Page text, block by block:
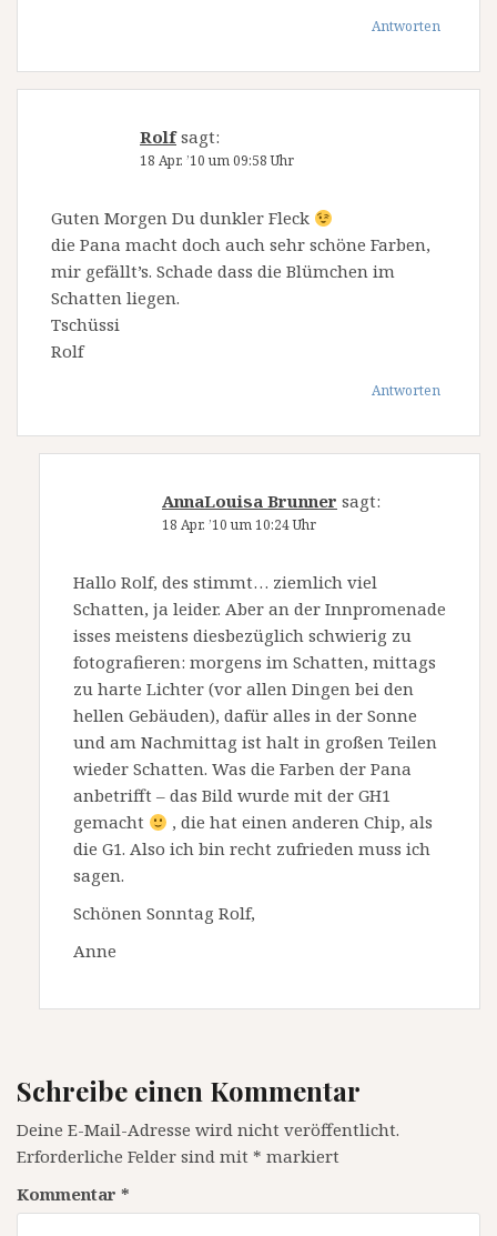
Antworten
Rolf sagt:
18 Apr. ’10 um 09:58 Uhr
Guten Morgen Du dunkler Fleck
die Pana macht doch auch sehr schöne Farben,
mir gefällt’s. Schade dass die Blümchen im
Schatten liegen.
Tschüssi
Rolf
Antworten
AnnaLouisa Brunner sagt:
18 Apr. ’10 um 10:24 Uhr
Hallo Rolf, des stimmt… ziemlich viel
Schatten, ja leider. Aber an der Innpromenade
isses meistens diesbezüglich schwierig zu
fotografieren: morgens im Schatten, mittags
zu harte Lichter (vor allen Dingen bei den
hellen Gebäuden), dafür alles in der Sonne
und am Nachmittag ist halt in großen Teilen
wieder Schatten. Was die Farben der Pana
anbetrifft – das Bild wurde mit der GH1
gemacht
, die hat einen anderen Chip, als
die G1. Also ich bin recht zufrieden muss ich
sagen.
Schönen Sonntag Rolf,
Anne
Schreibe einen Kommentar
Deine E-Mail-Adresse wird nicht veröffentlicht.
Erforderliche Felder sind mit * markiert
Kommentar *